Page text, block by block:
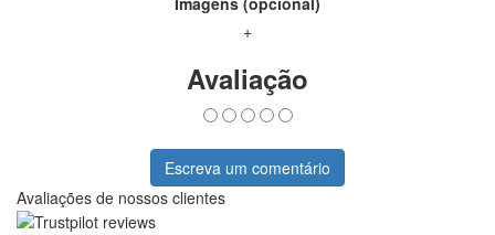
+
Avaliação
Escreva um comentário
Avaliações de nossos clientes